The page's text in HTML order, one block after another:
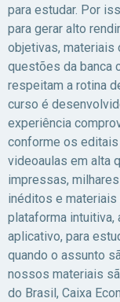
para estudar. Por
para gerar alto
objetivas, materiais
questões da banca
respeitam a rotina
curso é
experiência
conforme os
videoaulas em alta
impressas,
inéditos e
plataforma
aplicativo, para
quando o assunto
nossos materiais
do Brasil, Caixa